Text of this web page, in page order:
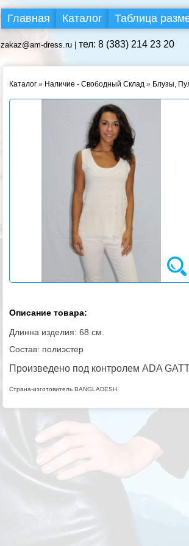
Главная Каталог Таблица
zakaz@am-dress.ru | тел: 8 (383) 214 23 20
Каталог » Наличие - Свободный Склад » Блузы,
Описание товара:
Длинна изделия: 68 см.
Состав: полиэстер
Произведено под контролем ADA
Страна-изготовитель BANGLADESH.